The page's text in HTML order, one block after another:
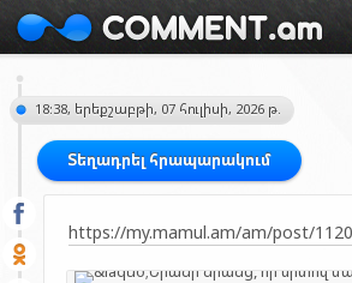
18:38, երեքշաբթի, 07 հուլիսի, 2026 թ.
Տեղադրել հրապարակում
https://my.mamul.am/am/post/